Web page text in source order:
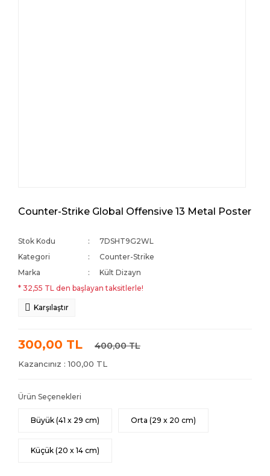
Counter-Strike Global Offensive 13 Metal Poster
Stok Kodu
7DSHT9G2WL
Kategori
Counter-Strike
Marka
Kült Dizayn
* 32,55 TL den başlayan taksitlerle!
Karşılaştır
300,00 TL 400,00 TL
Kazancınız : 100,00 TL
Ürün Seçenekleri
Büyük (41 x 29 cm) Orta (29 x 20 cm)
Küçük (20 x 14 cm)